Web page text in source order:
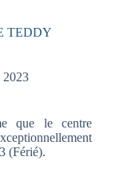
TEDDY
2023
que le centre
(Férié).